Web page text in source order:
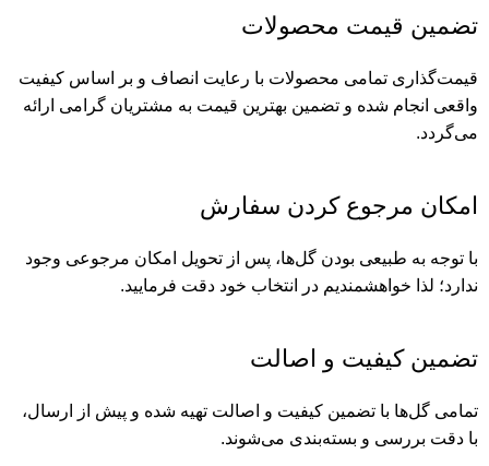
تضمین قیمت محصولات
قیمت‌گذاری تمامی محصولات با رعایت انصاف و بر اساس کیفیت
واقعی انجام شده و تضمین بهترین قیمت به مشتریان گرامی ارائه
می‌گردد.
امکان مرجوع کردن سفارش
با توجه به طبیعی بودن گل‌ها، پس از تحویل امکان مرجوعی وجود
ندارد؛ لذا خواهشمندیم در انتخاب خود دقت فرمایید.
تضمین کیفیت و اصالت
تمامی گل‌ها با تضمین کیفیت و اصالت تهیه شده و پیش از ارسال،
با دقت بررسی و بسته‌بندی می‌شوند.